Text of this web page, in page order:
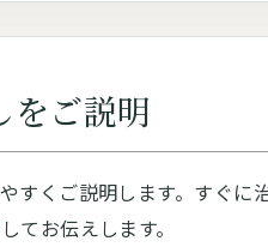
をご説明
すくご説明します。すぐに
てお伝えします。